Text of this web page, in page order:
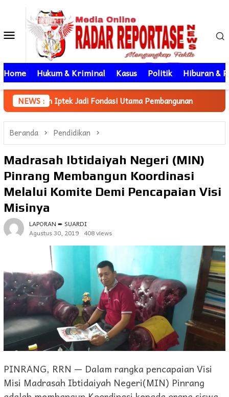
kontenMenu
Mobile
Home Hukum & Kriminal Kasus Politik Hiburan &
NEWS :
Fondasi Utama Pembangunan Mahasiswa KKN
Beranda Pendidikan
Madrasah Ibtidaiyah Negeri (MIN)
Pinrang Membangun Koordinasi
Melalui Komite Demi Pencapaian Visi
Misinya
LAPORAN ➨ SUARDI
Agustus 30, 2019 408 views
PINRANG, RRN — Dalam rangka pencapaian Visi
Misi Madrasah Ibtidaiyah Negeri(MIN) Pinrang